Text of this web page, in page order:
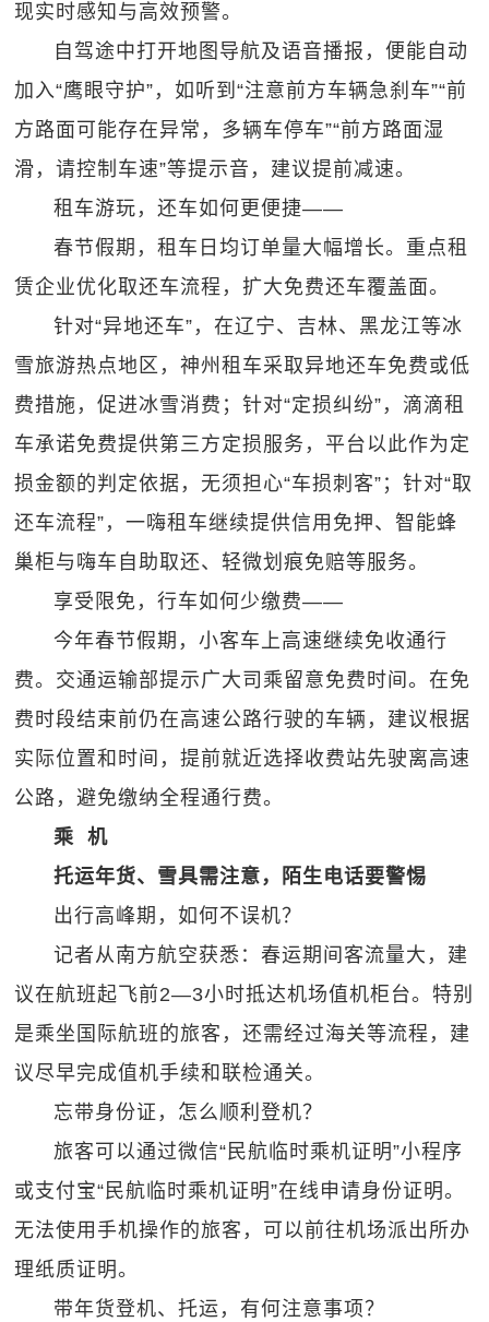
现实时感知与高效预警。
自驾途中打开地图导航及语音播报，便能自动
加入“鹰眼守护”，如听到“注意前方车辆急刹车”“前
方路面可能存在异常，多辆车停车”“前方路面湿
滑，请控制车速”等提示音，建议提前减速。
租车游玩，还车如何更便捷——
春节假期，租车日均订单量大幅增长。重点租
赁企业优化取还车流程，扩大免费还车覆盖面。
针对“异地还车”，在辽宁、吉林、黑龙江等冰
雪旅游热点地区，神州租车采取异地还车免费或低
费措施，促进冰雪消费；针对“定损纠纷”，滴滴租
车承诺免费提供第三方定损服务，平台以此作为定
损金额的判定依据，无须担心“车损刺客”；针对“取
还车流程”，一嗨租车继续提供信用免押、智能蜂
巢柜与嗨车自助取还、轻微划痕免赔等服务。
享受限免，行车如何少缴费——
今年春节假期，小客车上高速继续免收通行
费。交通运输部提示广大司乘留意免费时间。在免
费时段结束前仍在高速公路行驶的车辆，建议根据
实际位置和时间，提前就近选择收费站先驶离高速
公路，避免缴纳全程通行费。
乘 机
托运年货、雪具需注意，陌生电话要警惕
出行高峰期，如何不误机？
记者从南方航空获悉：春运期间客流量大，建
议在航班起飞前2—3小时抵达机场值机柜台。特别
是乘坐国际航班的旅客，还需经过海关等流程，建
议尽早完成值机手续和联检通关。
忘带身份证，怎么顺利登机？
旅客可以通过微信“民航临时乘机证明”小程序
或支付宝“民航临时乘机证明”在线申请身份证明。
无法使用手机操作的旅客，可以前往机场派出所办
理纸质证明。
带年货登机、托运，有何注意事项？